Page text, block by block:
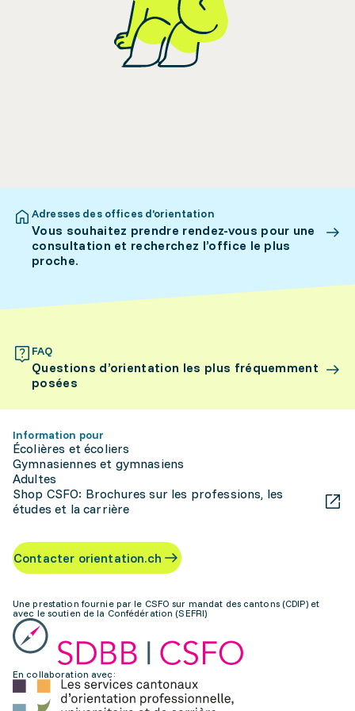
Adresses des offices d’orientation
Vous souhaitez prendre rendez-vous pour une
consultation et recherchez l’office le plus
proche.
FAQ
Questions d’orientation les plus fréquemment
posées
Information pour
Écolières et écoliers
Gymnasiennes et gymnasiens
Adultes
Shop CSFO: Brochures sur les professions, les
études et la carrière
Contacter orientation.ch
Une prestation fournie par le CSFO sur mandat des cantons (CDIP) et
avec le soutien de la Confédération (SEFRI)
En collaboration avec: